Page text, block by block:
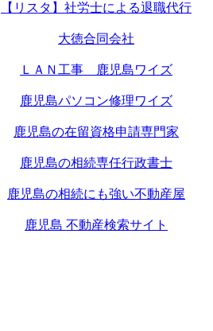
【リスタ】社労士による退職代行
大徳合同会社
ＬＡＮ工事 鹿児島ワイズ
鹿児島パソコン修理ワイズ
鹿児島の在留資格申請専門家
鹿児島の相続専任行政書士
鹿児島の相続にも強い不動産屋
鹿児島 不動産検索サイト